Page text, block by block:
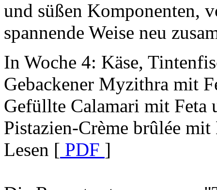
und süßen Komponenten,
spannende Weise neu
In Woche 4: Käse,
Gebackener Myzithra mit
Gefüllte Calamari mit Feta
Pistazien-Crème brûlée
Lesen [ PDF ]